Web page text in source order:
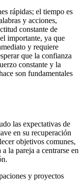
rápidas; el tiempo es
y acciones,
constante de
importante, ya que
y requiere
que la confianza
constante y la
son fundamentales
las expectativas de
en su recuperación
objetivos comunes,
la pareja a centrarse en
y proyectos